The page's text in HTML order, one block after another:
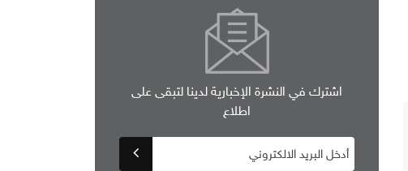
اشترك في النشرة الإخبارية لدينا لتبقى على
اطلاع